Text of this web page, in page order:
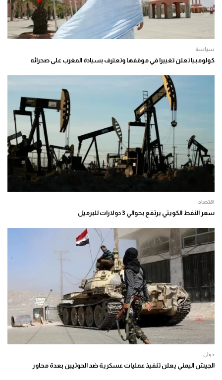
سياسة
كولومبيا تعلن تغييرا في موقفها وتعترف بسيادة المغرب على صحرائه
اقتصاد
سعر النفط الكويتي يرتفع بحوالي 3 دولارات للبرميل
دولي
الجيش اليمني يعلن تنفيذ عمليات عسكرية ضد الحوثيين بعدة محاور